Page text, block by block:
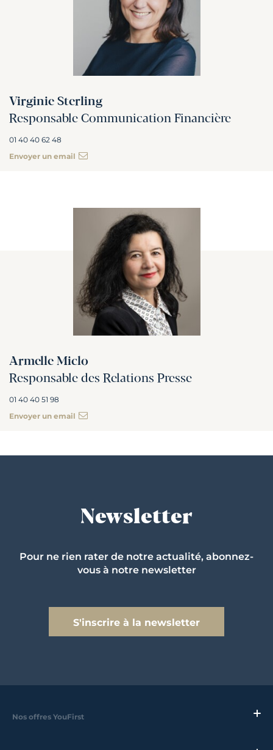
Virginie Sterling
Responsable Communication Financière
01 40 40 62 48
Envoyer un email
Armelle Miclo
Responsable des Relations Presse
01 40 40 51 98
Envoyer un email
Newsletter
Pour ne rien rater de notre actualité, abonnez-
vous à notre newsletter
S'inscrire à la newsletter
Nos offres YouFirst